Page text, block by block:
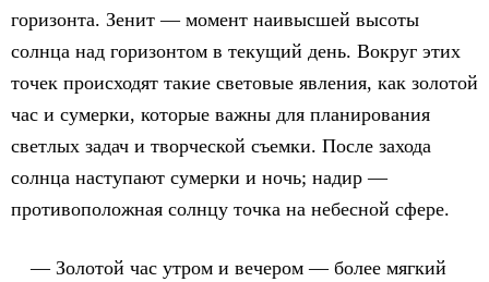
горизонта. Зенит — момент наивысшей высоты
солнца над горизонтом в текущий день. Вокруг этих
точек происходят такие световые явления, как золотой
час и сумерки, которые важны для планирования
светлых задач и творческой съемки. После захода
солнца наступают сумерки и ночь; надир —
противоположная солнцу точка на небесной сфере.
Золотой час утром и вечером — более мягкий